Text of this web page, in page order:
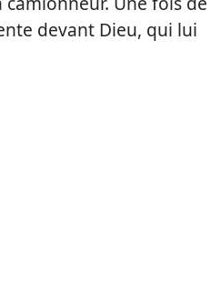
devant Dieu, qui lui